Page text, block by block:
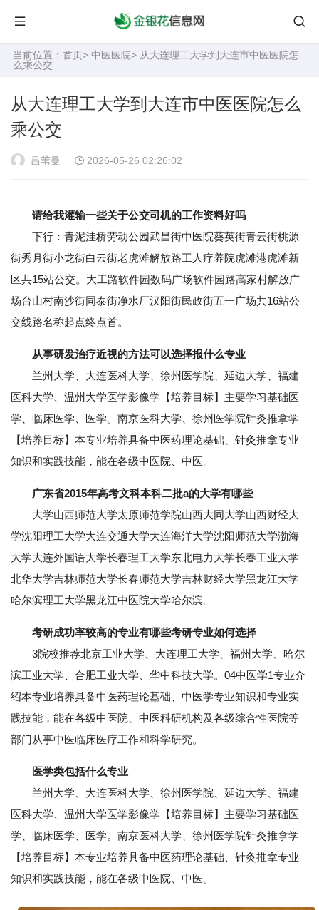
当前位置： 首页> 中医医院> 从大连理工大学到大连市中医医院怎
么乘公交
从大连理工大学到大连市中医医院怎么
乘公交
昌苇曼 2026-05-26 02:26:02
请给我灌输一些关于公交司机的工作资料好吗
下行：青泥洼桥劳动公园武昌街中医院葵英街青云街桃源
街秀月街小龙街白云街老虎滩解放路工人疗养院虎滩港虎滩新
区共15站公交。大工路软件园数码广场软件园路高家村解放广
场台山村南沙街同泰街净水厂汉阳街民政街五一广场共16站公
交线路名称起点终点首。
从事研发治疗近视的方法可以选择报什么专业
兰州大学、大连医科大学、徐州医学院、延边大学、福建
医科大学、温州大学医学影像学【培养目标】主要学习基础医
学、临床医学、医学。南京医科大学、徐州医学院针灸推拿学
【培养目标】本专业培养具备中医药理论基础、针灸推拿专业
知识和实践技能，能在各级中医院、中医。
广东省2015年高考文科本科二批a的大学有哪些
大学山西师范大学太原师范学院山西大同大学山西财经大
学沈阳理工大学大连交通大学大连海洋大学沈阳师范大学渤海
大学大连外国语大学长春理工大学东北电力大学长春工业大学
北华大学吉林师范大学长春师范大学吉林财经大学黑龙江大学
哈尔滨理工大学黑龙江中医院大学哈尔滨。
考研成功率较高的专业有哪些考研专业如何选择
3院校推荐北京工业大学、大连理工大学、福州大学、哈尔
滨工业大学、合肥工业大学、华中科技大学。04中医学1专业介
绍本专业培养具备中医药理论基础、中医学专业知识和专业实
践技能，能在各级中医院、中医科研机构及各级综合性医院等
部门从事中医临床医疗工作和科学研究。
医学类包括什么专业
兰州大学、大连医科大学、徐州医学院、延边大学、福建
医科大学、温州大学医学影像学【培养目标】主要学习基础医
学、临床医学、医学。南京医科大学、徐州医学院针灸推拿学
【培养目标】本专业培养具备中医药理论基础、针灸推拿专业
知识和实践技能，能在各级中医院、中医。